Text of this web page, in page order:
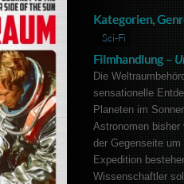
Kategorien,
Sci-Fi
Filmhandlung –
Die
sensationelle
Planeten im
Astronomen bisher
der Gegenseite
Expedition
Wissenschaftler